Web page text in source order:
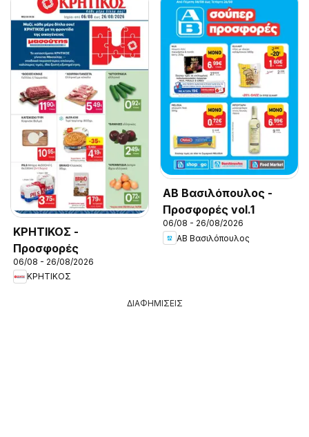
ΚΡΗΤΙΚΟΣ -
Προσφορές
06/08 - 26/08/2026
ΚΡΗΤΙΚΟΣ
ΑΒ Βασιλόπουλος -
Προσφορές vol.1
06/08 - 26/08/2026
ΑΒ Βασιλόπουλος
ΔΙΑΦΗΜΙΣΕΙΣ